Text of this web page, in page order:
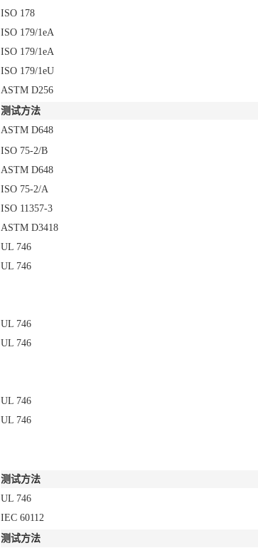
ISO 178
ISO 179/1eA
ISO 179/1eA
ISO 179/1eU
ASTM D256
测试方法
ASTM D648
ISO 75-2/B
ASTM D648
ISO 75-2/A
ISO 11357-3
ASTM D3418
UL 746
UL 746
UL 746
UL 746
UL 746
UL 746
测试方法
UL 746
IEC 60112
测试方法